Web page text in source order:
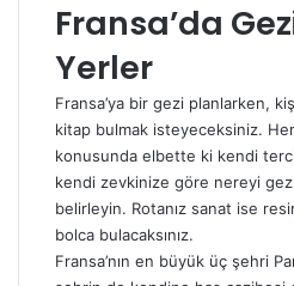
Fransa’da
Yerler
Fransa’ya bir gezi planlarken,
kitap bulmak isteyeceksiniz.
konusunda elbette ki kendi
kendi zevkinize göre nereyi
belirleyin. Rotanız sanat ise
bolca bulacaksınız.
Fransa’nın en büyük üç şehri